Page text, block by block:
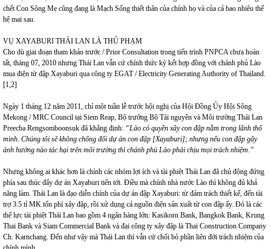
chết Con Sông Mẹ cũng đang là Mạch Sống thiết thân của chính họ và của cả bao nhiêu thế
hệ mai sau.
VỤ XAYABURI THÁI LAN LÀ THỦ PHẠM
Cho dù giai đoạn tham khảo trước / Prior Consultation trong tiến trình PNPCA chưa hoàn
tất, tháng 07, 2010 nhưng Thái Lan vẫn cứ chính thức ký kết hợp đồng với chánh phủ Lào
mua điện từ đập Xayaburi qua công ty EGAT / Electricity Generating Authority of Thailand.
[1,2]
Ngày 1 tháng 12 năm 2011, chỉ một tuần lễ trước hội nghị của Hội Đồng Ủy Hội Sông
Mekong / MRC Council tại Siem Reap, Bộ trưởng Bộ Tài nguyên và Môi trường Thái Lan
Preecha Rengsomboonsuk đã khẳng định: “Lào có quyền xây con đập nằm trong lãnh thổ
mình. Chúng tôi sẽ không chống đối dự án con đập [Xayaburi]; nhưng nếu con đập gây
ảnh hưởng nào tác hại trên môi trường thì chánh phủ Lào phải chịu mọi trách nhiệm.”
Nhưng không ai khác hơn là chính các nhóm lợi ích và tài phiệt Thái Lan đã chủ động đứng
phía sau thúc đẩy dự án Xayaburi tiến tới. Điều mà chính nhà nước Lào thì không đủ khả
năng làm. Thái Lan là đạo diễn chính của dự án đập Xayaburi: từ đảm trách thiết kế, đến tài
trợ 3.5 tỉ MK tổn phí xây đập, rồi xử dụng cả nguồn điện sản xuất từ con đập ấy. Đó là các
thế lực tài phiệt Thái Lan bao gồm 4 ngân hàng lớn: Kasikorn Bank, Bangkok Bank, Krung
Thai Bank và Siam Commercial Bank và đại công ty xây đập là Thai Construction Company
Ch. Karnchang. Đến như vậy mà Thái Lan thì vẫn cứ chối bỏ phần liên đới trách nhiệm của